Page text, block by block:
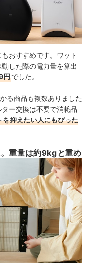
おすすめです。ワット
した際の電力量を算出
円でした。
る商品も複数ありました
ー交換は不要で消耗品
を抑えたい人にもぴった
重量は約9kgと重め